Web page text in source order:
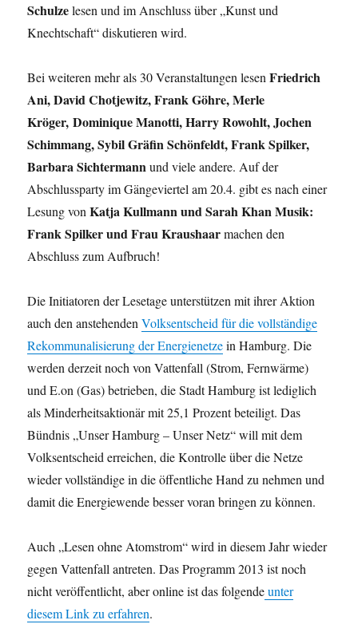
Schulzelesen und im Anschluss über „Kunst und
Knechtschaft“ diskutieren wird.
Bei weiteren mehr als 30 Veranstaltungen lesenFriedrich
Ani, David Chotjewitz, Frank Göhre, Merle
Kröger, Dominique Manotti, Harry Rowohlt, Jochen
Schimmang, Sybil Gräfin Schönfeldt, Frank Spilker,
Barbara Sichtermannund viele andere. Auf der
Abschlussparty im Gängeviertel am 20.4. gibt es nach einer
Lesung vonKatja Kullmann und Sarah Khan Musik:
Frank Spilker und Frau Kraushaarmachen den
Abschluss zum Aufbruch!
Die Initiatoren der Lesetage unterstützen mit ihrer Aktion
auch den anstehendenVolksentscheid für die vollständige
Rekommunalisierung der Energienetzein Hamburg. Die
werden derzeit noch von Vattenfall (Strom, Fernwärme)
und E.on (Gas) betrieben, die Stadt Hamburg ist lediglich
als Minderheitsaktionär mit 25,1 Prozent beteiligt. Das
Bündnis „Unser Hamburg – Unser Netz“ will mit dem
Volksentscheid erreichen, die Kontrolle über die Netze
wieder vollständige in die öffentliche Hand zu nehmen und
damit die Energiewende besser voran bringen zu können.
Auch „Lesen ohne Atomstrom“ wird in diesem Jahr wieder
gegen Vattenfall antreten. Das Programm 2013 ist noch
nicht veröffentlicht, aber online ist das folgendeunter
diesem Link zu erfahren.